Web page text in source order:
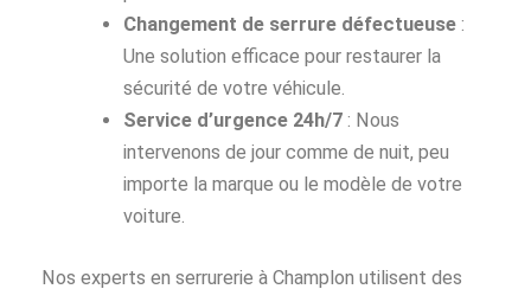
Changement de serrure défectueuse :
Une solution efficace pour restaurer la
sécurité de votre véhicule.
Service d’urgence 24h/7 : Nous
intervenons de jour comme de nuit, peu
importe la marque ou le modèle de votre
voiture.
Nos experts en serrurerie à Champlon utilisent des